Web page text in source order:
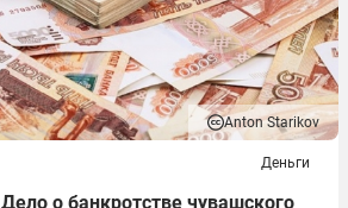
Anton Starikov
Деньги
Дело о банкротстве чувашского